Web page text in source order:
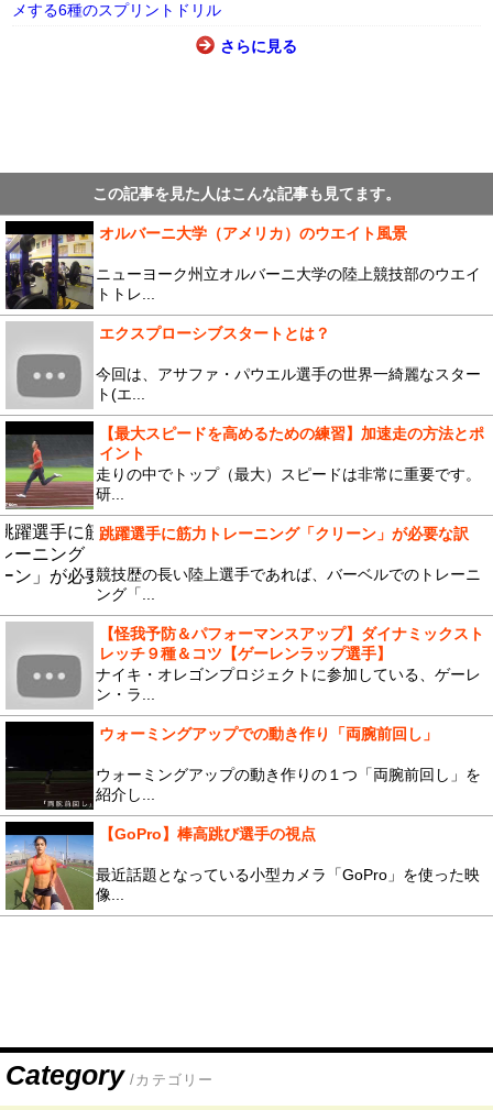
メする6種のスプリントドリル
さらに見る
この記事を見た人はこんな記事も見てます。
オルバーニ大学（アメリカ）のウエイト風景
ニューヨーク州立オルバーニ大学の陸上競技部のウエイ
トトレ...
エクスプローシブスタートとは？
今回は、アサファ・パウエル選手の世界一綺麗なスター
ト(エ...
【最大スピードを高めるための練習】加速走の方法とポ
イント
走りの中でトップ（最大）スピードは非常に重要です。
研...
跳躍選手に筋力トレーニング「クリーン」が必要な訳
競技歴の長い陸上選手であれば、バーベルでのトレーニ
ング「...
【怪我予防＆パフォーマンスアップ】ダイナミックスト
レッチ９種＆コツ【ゲーレンラップ選手】
ナイキ・オレゴンプロジェクトに参加している、ゲーレ
ン・ラ...
ウォーミングアップでの動き作り「両腕前回し」
ウォーミングアップの動き作りの１つ「両腕前回し」を
紹介し...
【GoPro】棒高跳び選手の視点
最近話題となっている小型カメラ「GoPro」を使った映
像...
Category /カテゴリー